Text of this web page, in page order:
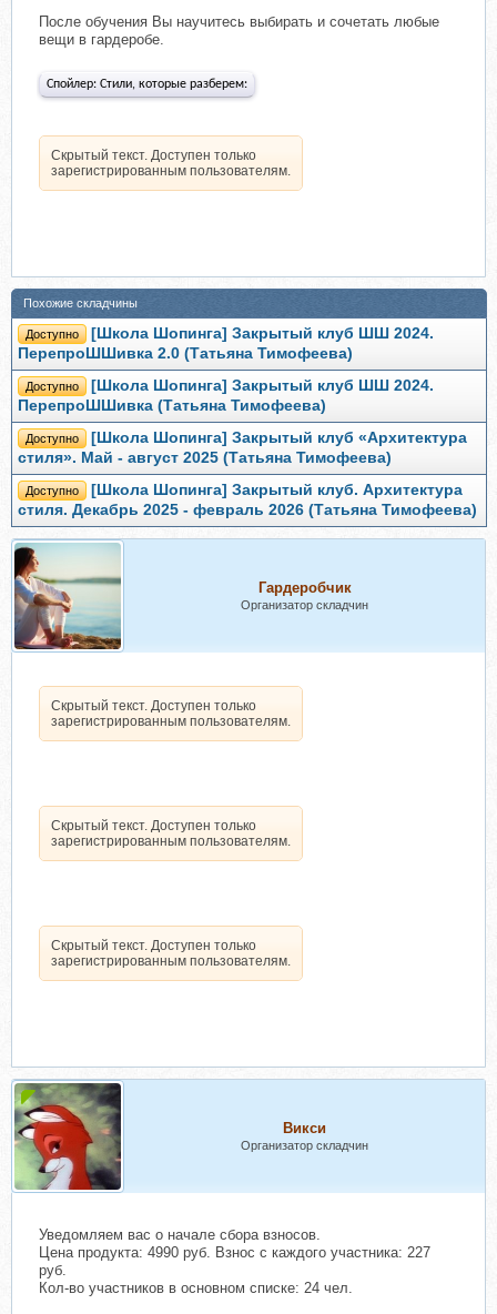
После обучения Вы научитесь выбирать и сочетать любые
вещи в гардеробе.
Спойлер: Стили, которые разберем:
Скрытый текст. Доступен только
зарегистрированным пользователям.
Похожие складчины
Доступно
[Школа Шопинга] Закрытый клуб ШШ 2024.
ПерепроШШивка 2.0 (Татьяна Тимофеева)
Доступно
[Школа Шопинга] Закрытый клуб ШШ 2024.
ПерепроШШивка (Татьяна Тимофеева)
Доступно
[Школа Шопинга] Закрытый клуб «Архитектура
стиля». Май - август 2025 (Татьяна Тимофеева)
Доступно
[Школа Шопинга] Закрытый клуб. Архитектура
стиля. Декабрь 2025 - февраль 2026 (Татьяна Тимофеева)
Гардеробчик
Организатор складчин
Скрытый текст. Доступен только
зарегистрированным пользователям.
Скрытый текст. Доступен только
зарегистрированным пользователям.
Скрытый текст. Доступен только
зарегистрированным пользователям.
Викси
Организатор складчин
Уведомляем вас о начале сбора взносов.
Цена продукта: 4990 руб. Взнос с каждого участника: 227
руб.
Кол-во участников в основном списке: 24 чел.